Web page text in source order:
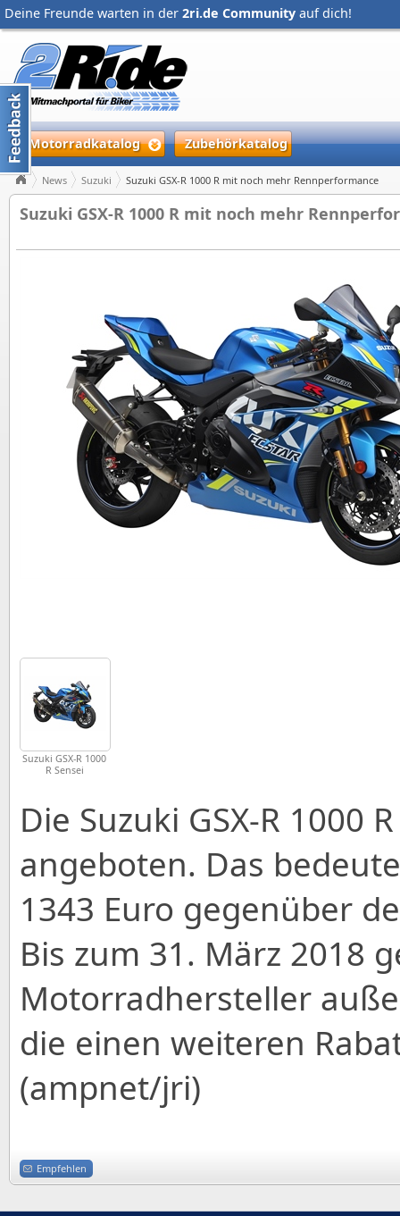
Deine Freunde warten in der 2ri.de Community auf dich!
Motorradkatalog Zubehörkatalog
News Suzuki Suzuki GSX-R 1000 R mit noch mehr Rennperformance
Suzuki GSX-R 1000 R mit noch mehr
Suzuki GSX-R 1000
R Sensei
Die Suzuki GSX-R 1000
angeboten. Das
1343 Euro gegenüber
Bis zum 31. März 2018
Motorradhersteller
die einen weiteren
(ampnet/jri)
Empfehlen